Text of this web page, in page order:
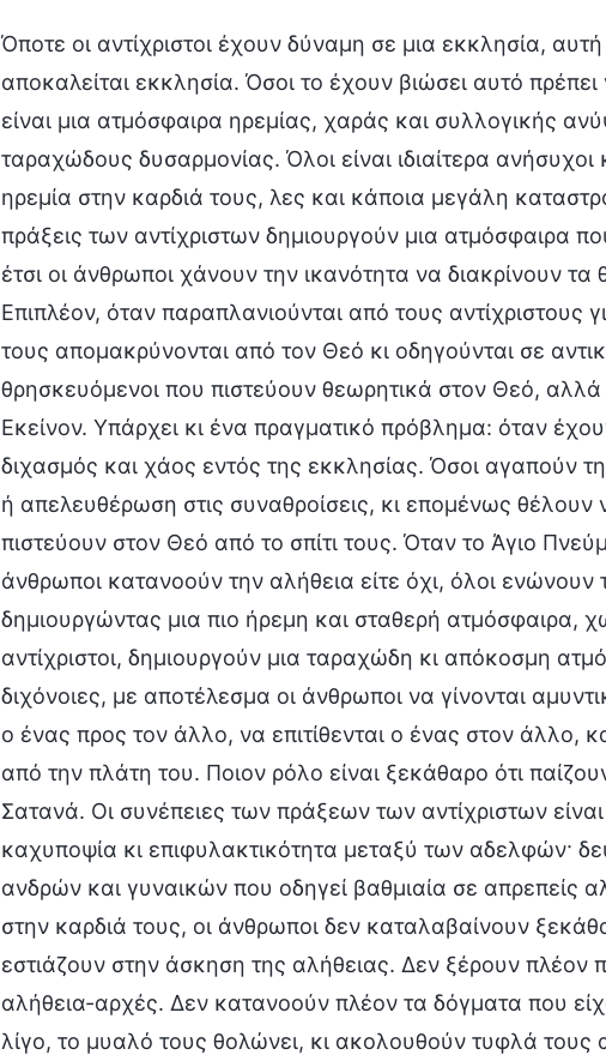
Όποτε οι αντίχριστοι έχουν δύναμη σε μια εκκλησία,
αποκαλείται εκκλησία. Όσοι το έχουν βιώσει αυτό πρέπει
είναι μια ατμόσφαιρα ηρεμίας, χαράς και συλλογικής
ταραχώδους δυσαρμονίας. Όλοι είναι ιδιαίτερα
ηρεμία στην καρδιά τους, λες και κάποια μεγάλη
πράξεις των αντίχριστων δημιουργούν μια ατμόσφαιρα
έτσι οι άνθρωποι χάνουν την ικανότητα να διακρίνουν
Επιπλέον, όταν παραπλανιούνται από τους αντίχριστους
τους απομακρύνονται από τον Θεό κι οδηγούνται σε
θρησκευόμενοι που πιστεύουν θεωρητικά στον Θεό,
Εκείνον. Υπάρχει κι ένα πραγματικό πρόβλημα: όταν
διχασμός και χάος εντός της εκκλησίας. Όσοι αγαπούν
ή απελευθέρωση στις συναθροίσεις, κι επομένως
πιστεύουν στον Θεό από το σπίτι τους. Όταν το Άγιο
άνθρωποι κατανοούν την αλήθεια είτε όχι, όλοι ενώνουν
δημιουργώντας μια πιο ήρεμη και σταθερή ατμόσφαιρα,
αντίχριστοι, δημιουργούν μια ταραχώδη κι απόκοσμη
διχόνοιες, με αποτέλεσμα οι άνθρωποι να γίνονται
ο ένας προς τον άλλο, να επιτίθενται ο ένας στον άλλο,
από την πλάτη του. Ποιον ρόλο είναι ξεκάθαρο ότι παίζουν
Σατανά. Οι συνέπειες των πράξεων των αντίχριστων
καχυποψία κι επιφυλακτικότητα μεταξύ των αδελφών·
ανδρών και γυναικών που οδηγεί βαθμιαία σε απρεπείς
στην καρδιά τους, οι άνθρωποι δεν καταλαβαίνουν
εστιάζουν στην άσκηση της αλήθειας. Δεν ξέρουν
αλήθεια-αρχές. Δεν κατανοούν πλέον τα δόγματα που
λίγο, το μυαλό τους θολώνει, κι ακολουθούν τυφλά τους